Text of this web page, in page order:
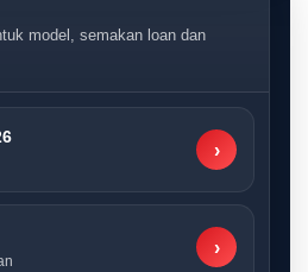
model, semakan loan dan
›
›